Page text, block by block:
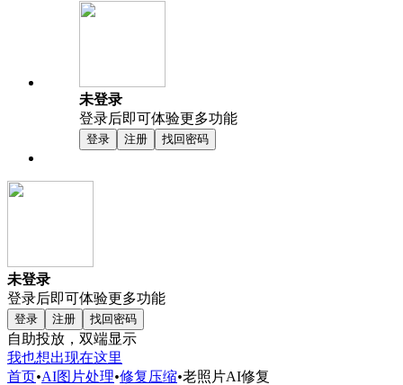
未登录
登录后即可体验更多功能
登录 注册 找回密码
未登录
登录后即可体验更多功能
登录 注册 找回密码
自助投放，双端显示
我也想出现在这里
首页•AI图片处理•修复压缩•老照片AI修复